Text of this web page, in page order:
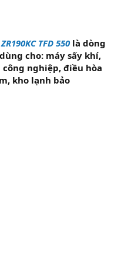
TFD 550là dòng
cho: máy sấy khí,
nghiệp, điều hòa
kho lạnh bảo